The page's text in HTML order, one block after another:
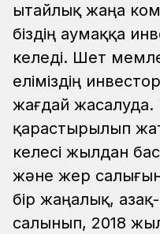
Қытайлық жаңа
біздің аумаққа
келеді. Шет
еліміздің
жағдай жасалуда.
қарастырылып
келесі жылдан
және жер
бір жаңалық,
салынып, 2018